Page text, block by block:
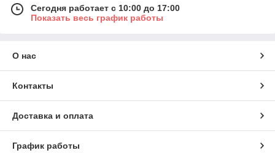
Сегодня работает с 10:00 до 17:00
Показать весь график работы
О нас
Контакты
Доставка и оплата
График работы